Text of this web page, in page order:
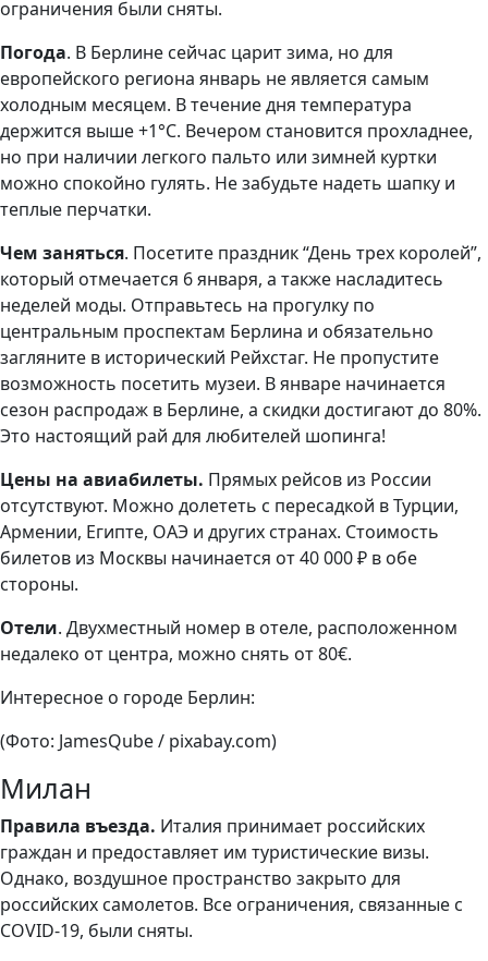
ограничения были сняты.
Погода. В Берлине сейчас царит зима, но для
европейского региона январь не является самым
холодным месяцем. В течение дня температура
держится выше +1°С. Вечером становится прохладнее,
но при наличии легкого пальто или зимней куртки
можно спокойно гулять. Не забудьте надеть шапку и
теплые перчатки.
Чем заняться. Посетите праздник “День трех королей”,
который отмечается 6 января, а также насладитесь
неделей моды. Отправьтесь на прогулку по
центральным проспектам Берлина и обязательно
загляните в исторический Рейхстаг. Не пропустите
возможность посетить музеи. В январе начинается
сезон распродаж в Берлине, а скидки достигают до 80%.
Это настоящий рай для любителей шопинга!
Цены на авиабилеты. Прямых рейсов из России
отсутствуют. Можно долететь с пересадкой в Турции,
Армении, Египте, ОАЭ и других странах. Стоимость
билетов из Москвы начинается от 40 000 ₽ в обе
стороны.
Отели. Двухместный номер в отеле, расположенном
недалеко от центра, можно снять от 80€.
Интересное о городе Берлин:
(Фото: JamesQube / pixabay.com)
Милан
Правила въезда. Италия принимает российских
граждан и предоставляет им туристические визы.
Однако, воздушное пространство закрыто для
российских самолетов. Все ограничения, связанные с
COVID-19, были сняты.